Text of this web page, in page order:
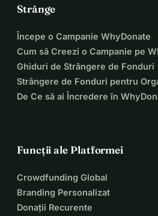
ÎMPREUNĂ
FACE
Strânge
Începe o Campanie WhyDonate
Cum să Creezi o Campanie pe
Ghiduri de Strângere de Fonduri
Strângere de Fonduri pentru
De Ce să ai Încredere în
Funcții ale Platformei
Crowdfunding Global
Branding Personalizat
Donații Recurente